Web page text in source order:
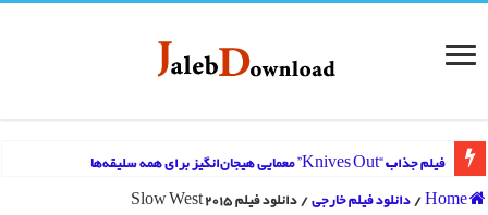
فیلم جذاب “Knives Out” معمایی هیجان‌انگیز برای همه سلیقه‌ها
Home
/دانلود فیلم خارجی/دانلود فیلم Slow West 2015